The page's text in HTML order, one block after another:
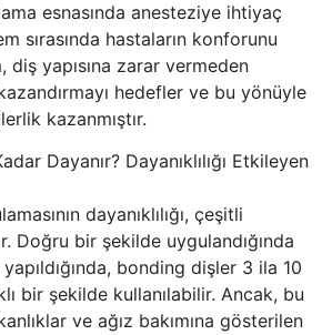
esnasında anesteziye ihtiyaç
sırasında hastaların konforunu
diş yapısına zarar vermeden
hedefler ve bu yönüyle
kazanmıştır.
Dayanır? Dayanıklılığı Etkileyen
dayanıklılığı, çeşitli
Doğru bir şekilde uygulandığında
bonding dişler 3 ila 10
bir şekilde kullanılabilir. Ancak, bu
ve ağız bakımına gösterilen